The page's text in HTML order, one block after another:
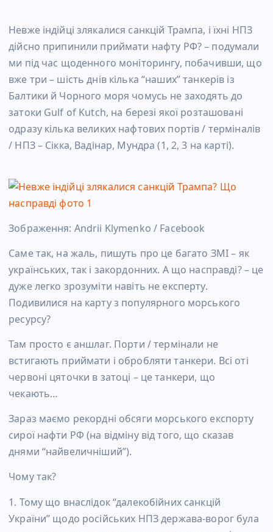
Невже індійці злякалися санкцій Трампа, і їхні НПЗ
дійсно припинили приймати нафту РФ? – подумали
ми під час щоденного моніторингу, побачивши, що
вже три – шість днів кілька “наших” танкерів із
Балтики й Чорного моря чомусь не заходять до
затоки Gulf of Kutch, на березі якої розташовані
одразу кілька великих нафтових портів / терміналів
/ НПЗ – Сікка, Вадінар, Мундра (1, 2, 3 на карті).
Зображення: Andrii Klymenko / Facebook
Саме так, на жаль, пишуть про це багато ЗМІ – як
українських, так і закордонних. А що насправді? – це
дуже легко зрозуміти навіть не експерту.
Подивилися на карту з популярного морського
ресурсу?
Там просто є аншлаг. Порти / термінали не
встигають приймати і обробляти танкери. Всі оті
червоні цяточки в затоці – це танкери, що
чекають…
Зараз маємо рекордні обсяги морського експорту
сирої нафти РФ (на відміну від того, що сказав
днями “найвеличніший”).
Чому так?
1. Тому що внаслідок “далекобійних санкцій
України” щодо російських НПЗ держава-ворог була